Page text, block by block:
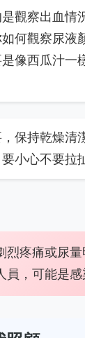
觀察出血情
何觀察尿液
像西瓜汁一
保持乾燥清
小心不要拉
烈疼痛或尿量
，可能是感